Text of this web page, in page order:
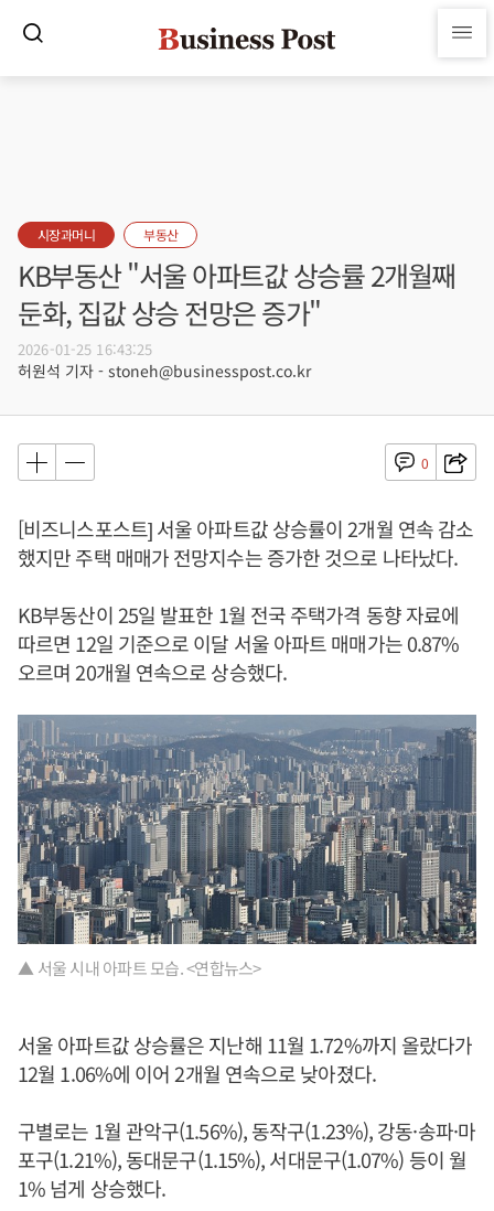
시장과머니 부동산
KB부동산 "서울 아파트값 상승률 2개월째
둔화, 집값 상승 전망은 증가"
2026-01-25 16:43:25
허원석 기자 - stoneh@businesspost.co.kr
0
[비즈니스포스트] 서울 아파트값 상승률이 2개월 연속 감소
했지만 주택 매매가 전망지수는 증가한 것으로 나타났다.
KB부동산이 25일 발표한 1월 전국 주택가격 동향 자료에
따르면 12일 기준으로 이달 서울 아파트 매매가는 0.87%
오르며 20개월 연속으로 상승했다.
▲ 서울 시내 아파트 모습. <연합뉴스>
서울 아파트값 상승률은 지난해 11월 1.72%까지 올랐다가
12월 1.06%에 이어 2개월 연속으로 낮아졌다.
구별로는 1월 관악구(1.56%), 동작구(1.23%), 강동·송파·마
포구(1.21%), 동대문구(1.15%), 서대문구(1.07%) 등이 월
1% 넘게 상승했다.